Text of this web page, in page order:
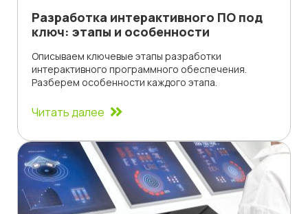
Разработка интерактивного ПО под
ключ: этапы и особенности
Описываем ключевые этапы разработки
интерактивного программного обеспечения.
Разберем особенности каждого этапа.
Читать далее